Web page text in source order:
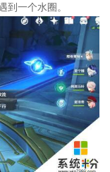
到一个水圈。